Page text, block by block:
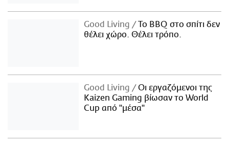
Good Living
Το BBQ στο σπίτι δεν
θέλει χώρο. Θέλει τρόπο.
Good Living
Οι εργαζόμενοι της
Kaizen Gaming βίωσαν το World
Cup από "μέσα"